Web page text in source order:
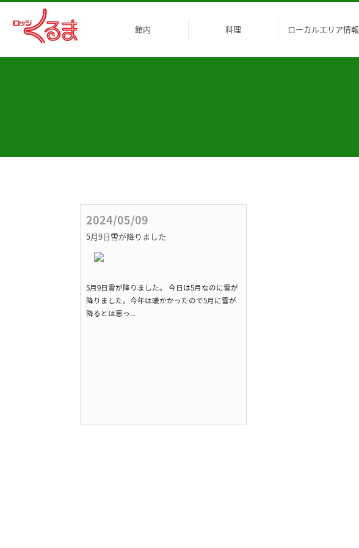
館内
客室
料理 ローカルエリア情報
2024/05/09
5月9日雪が降りました
5月9日雪が降りました。 今日は5月なのに雪が
降りました。今年は暖かかったので5月に雪が
降るとは思っ...